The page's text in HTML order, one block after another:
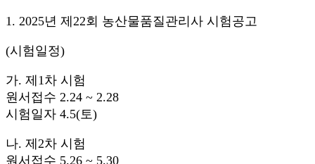
1. 2025년 제22회 농산물품질관리사 시험공고
(시험일정)
가. 제1차 시험
원서접수 2.24 ~ 2.28
시험일자 4.5(토)
나. 제2차 시험
원서접수 5.26 ~ 5.30